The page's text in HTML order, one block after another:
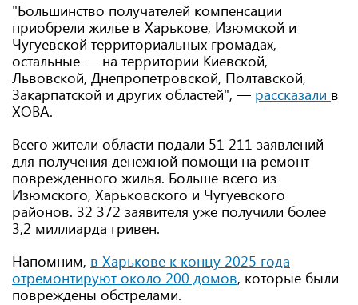
"Большинство получателей компенсации
приобрели жилье в Харькове, Изюмской и
Чугуевской территориальных громадах,
остальные — на территории Киевской,
Львовской, Днепропетровской, Полтавской,
Закарпатской и других областей", — рассказали в
ХОВА.
Всего жители области подали 51 211 заявлений
для получения денежной помощи на ремонт
поврежденного жилья. Больше всего из
Изюмского, Харьковского и Чугуевского
районов. 32 372 заявителя уже получили более
3,2 миллиарда гривен.
Напомним, в Харькове к концу 2025 года
отремонтируют около 200 домов, которые были
повреждены обстрелами.